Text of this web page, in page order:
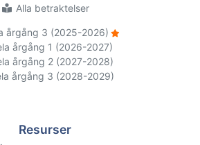
Alla betraktelser
årgång 3 (2025-2026)
årgång 1 (2026-2027)
årgång 2 (2027-2028)
årgång 3 (2028-2029)
Resurser